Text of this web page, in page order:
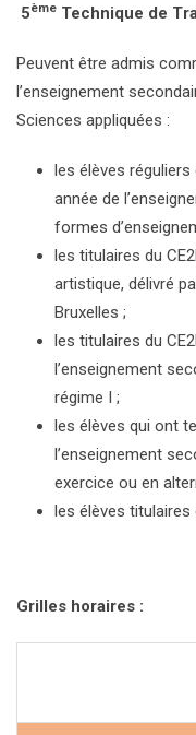
5ème Technique de
Peuvent être admis
l’enseignement
Sciences appliquées :
les élèves
année de
formes
les titulaires du
artistique, délivré
Bruxelles ;
les titulaires du
l’enseignement
régime I ;
les élèves qui ont
l’enseignement
exercice ou en
les élèves titulaires
Grilles horaires :